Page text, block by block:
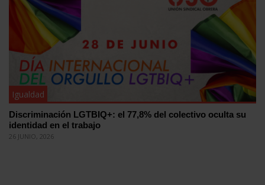
Igualdad
Discriminación LGTBIQ+: el 77,8% del colectivo oculta su
identidad en el trabajo
26 JUNIO, 2026